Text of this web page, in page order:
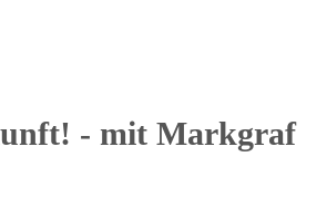
- mit Markgraf